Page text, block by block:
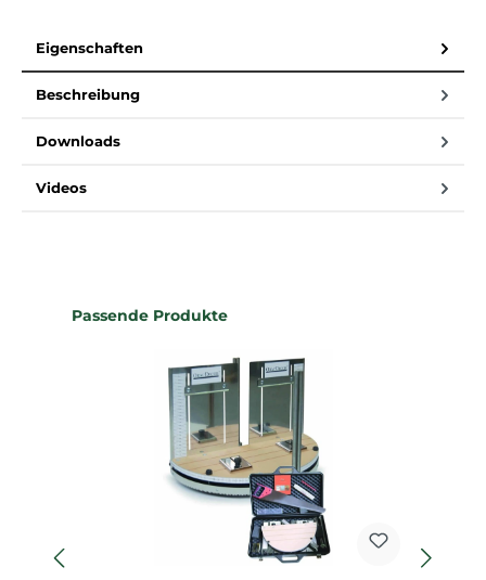
Eigenschaften
Beschreibung
Downloads
Videos
Produktgalerie überspringen
Passende Produkte